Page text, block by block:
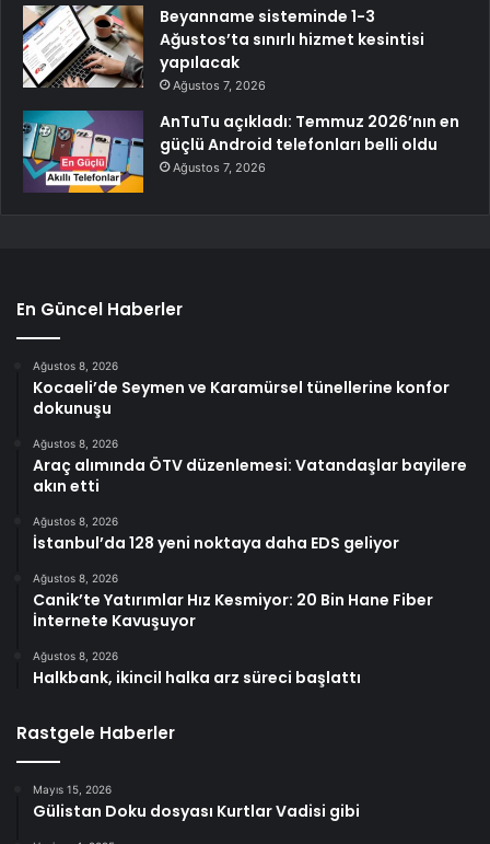
Beyanname sisteminde 1-3
Ağustos’ta sınırlı hizmet kesintisi
yapılacak
Ağustos 7, 2026
AnTuTu açıkladı: Temmuz 2026’nın en
güçlü Android telefonları belli oldu
Ağustos 7, 2026
En Güncel Haberler
Ağustos 8, 2026
Kocaeli’de Seymen ve Karamürsel tünellerine konfor
dokunuşu
Ağustos 8, 2026
Araç alımında ÖTV düzenlemesi: Vatandaşlar bayilere
akın etti
Ağustos 8, 2026
İstanbul’da 128 yeni noktaya daha EDS geliyor
Ağustos 8, 2026
Canik’te Yatırımlar Hız Kesmiyor: 20 Bin Hane Fiber
İnternete Kavuşuyor
Ağustos 8, 2026
Halkbank, ikincil halka arz süreci başlattı
Rastgele Haberler
Mayıs 15, 2026
Gülistan Doku dosyası Kurtlar Vadisi gibi